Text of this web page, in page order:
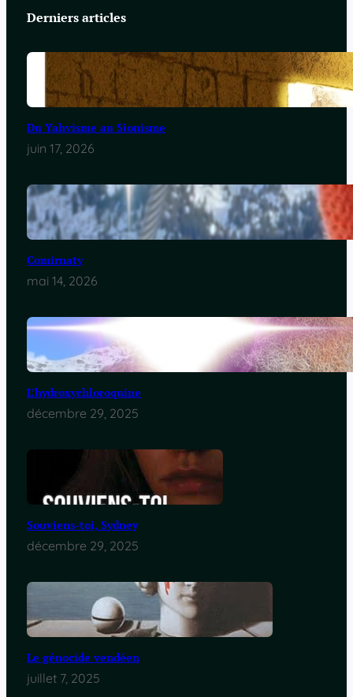
Derniers articles
Du Yahvisme au Sionisme
juin 17, 2026
Comirnaty
mai 14, 2026
L’hydroxychloroquine
décembre 29, 2025
Souviens-toi, Sydney
décembre 29, 2025
Le génocide vendéen
juillet 7, 2025